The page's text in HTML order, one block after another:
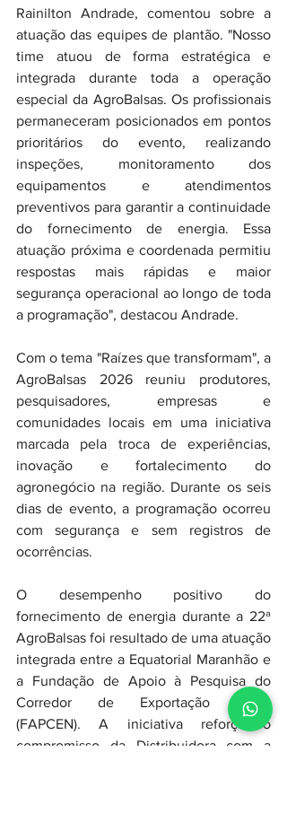
Rainilton Andrade, comentou sobre a
atuação das equipes de plantão. "Nosso
time atuou de forma estratégica e
integrada durante toda a operação
especial da AgroBalsas. Os profissionais
permaneceram posicionados em pontos
prioritários do evento, realizando
inspeções, monitoramento dos
equipamentos e atendimentos
preventivos para garantir a continuidade
do fornecimento de energia. Essa
atuação próxima e coordenada permitiu
respostas mais rápidas e maior
segurança operacional ao longo de toda
a programação", destacou Andrade.
Com o tema "Raízes que transformam", a
AgroBalsas 2026 reuniu produtores,
pesquisadores, empresas e
comunidades locais em uma iniciativa
marcada pela troca de experiências,
inovação e fortalecimento do
agronegócio na região. Durante os seis
dias de evento, a programação ocorreu
com segurança e sem registros de
ocorrências.
O desempenho positivo do
fornecimento de energia durante a 22ª
AgroBalsas foi resultado de uma atuação
integrada entre a Equatorial Maranhão e
a Fundação de Apoio à Pesquisa do
Corredor de Exportação Norte
(FAPCEN). A iniciativa reforça o
compromisso da Distribuidora com a